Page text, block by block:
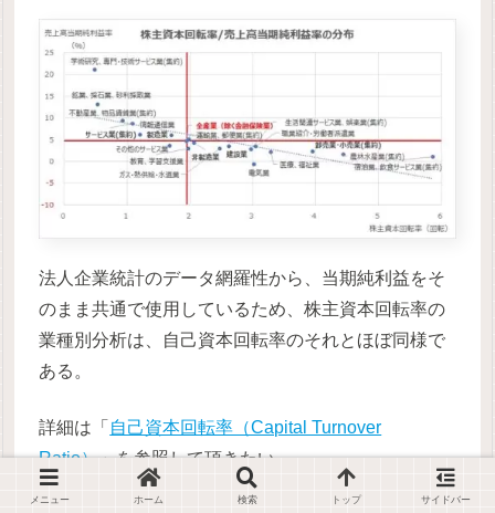
法人企業統計のデータ網羅性から、当期純利益をそ
のまま共通で使用しているため、株主資本回転率の
業種別分析は、自己資本回転率のそれとほぼ同様で
ある。
詳細は「 自己資本回転率（Capital Turnover
Ratio）」を参照して頂きたい。
メニュー ホーム 検索 トップ サイドバー